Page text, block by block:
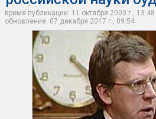
время публикации: 11 октября 2003 г.,
обновление: 07 декабря 2017 г., 09:54